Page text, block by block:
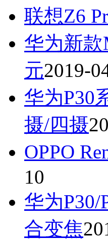
联想Z6
华为新款
元2019-
华为P30
摄/四摄
OPPO
10
华为P30/
合变焦